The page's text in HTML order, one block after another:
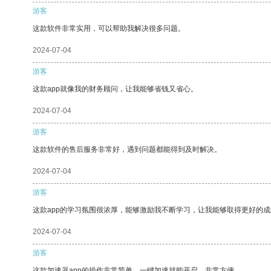
游客
这款软件非常实用，可以帮助我解决很多问题。
2024-07-04
游客
这款app就像我的财务顾问，让我能够省钱又省心。
2024-07-04
游客
这款软件的售后服务非常好，遇到问题都能得到及时解决。
2024-07-04
游客
这款app的学习氛围很浓厚，能够激励我不断学习，让我能够取得更好的
2024-07-04
游客